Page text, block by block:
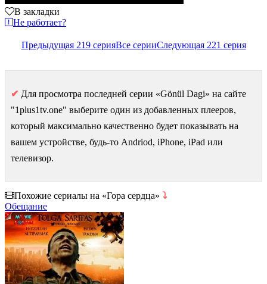
В закладки
Не работает?
Предыдущая 219 серияВсе серииСледующая 221 серия
✔ Для просмотра последней серии «Gönül Dagi» на сайте
"1plus1tv.one" выберите один из добавленных плееров,
который максимально качественно будет показывать на
вашем устройстве, будь-то Andriod, iPhone, iPad или
телевизор.
Похожие сериалы на «Гора сердца» ⤵
Обещание